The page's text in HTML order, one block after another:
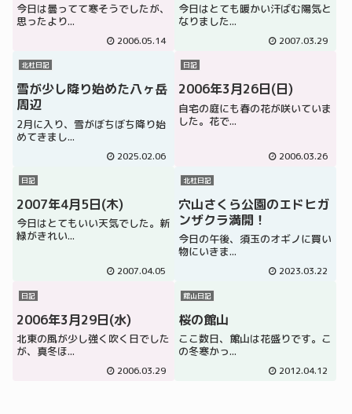
今日は曇ってて寒そうでしたが、
思ったより...
2006.05.14
今日はとても暖かい汗ばむ陽気と
なりました...
2007.03.29
北杜日記
雪が少し降り始めた八ヶ岳
周辺
2月に入り、雪がぼちぼち降り始
めてきまし...
2025.02.06
日記
2006年3月26日(日)
自宅の庭にも春の花が咲いていま
した。花で...
2006.03.26
日記
2007年4月5日(木)
今日はとてもいい天気でした。新
緑がきれい...
2007.04.05
北杜日記
穴山さくら公園のエドヒガ
ンザクラ満開！
今日の午後、須玉のオギノに買い
物にいきま...
2023.03.22
日記
2006年3月29日(水)
北東の風が少し強く吹く日でした
が、真冬ほ...
2006.03.29
館山日記
桜の館山
ここ数日、館山は花盛りです。こ
の冬寒かっ...
2012.04.12